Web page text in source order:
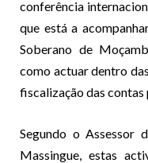
conferência
que está a
Soberano de
como actuar dentro
fiscalização das contas
Segundo o Assessor
Massingue, estas